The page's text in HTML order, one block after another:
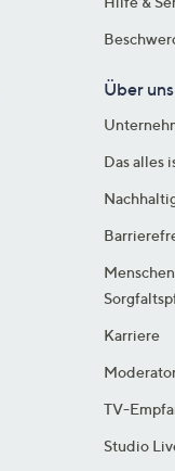
Über uns
Das alles
Karriere
TV-
Studio